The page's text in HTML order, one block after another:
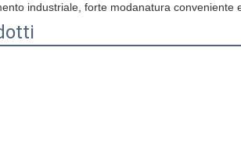
industriale, forte modanatura conveniente